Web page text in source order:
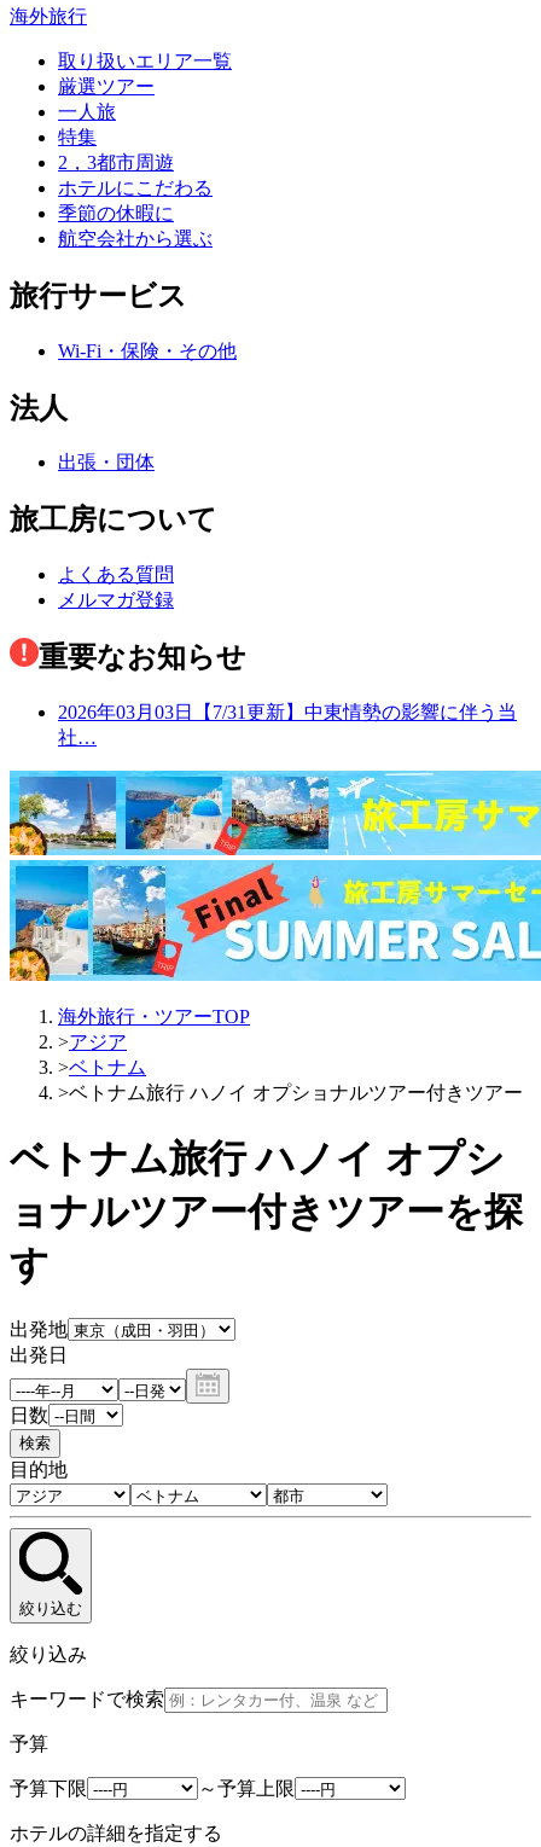
海外旅行
取り扱いエリア一覧
厳選ツアー
一人旅
特集
2，3都市周遊
ホテルにこだわる
季節の休暇に
航空会社から選ぶ
旅行サービス
Wi-Fi・保険・その他
法人
出張・団体
旅工房について
よくある質問
メルマガ登録
重要なお知らせ
2026年03月03日
【7/31更新】中東情勢の影響に伴う当
社…
海外旅行・ツアーTOP
>アジア
>ベトナム
>ベトナム旅行 ハノイ オプショナルツアー付きツアー
ベトナム旅行 ハノイ オプシ
ョナルツアー付きツアーを探
す
出発地
出発日
日数
検索
目的地
絞り込む
絞り込み
キーワードで検索
予算
予算下限 ～予算上限
ホテルの詳細を指定する